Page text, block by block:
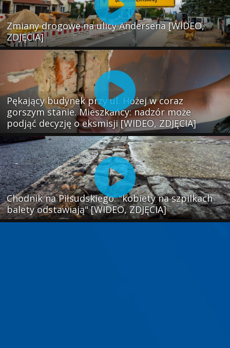
Zmiany drogowe na ulicy Andersena [WIDEO,
ZDJĘCIA]
Pękający budynek przy ul. Hożej w coraz
gorszym stanie. Mieszkańcy: nadzór może
podjąć decyzję o eksmisji [WIDEO, ZDJĘCIA]
Chodnik na Piłsudskiego: "kobiety na szpilkach
balety odstawiają" [WIDEO, ZDJĘCIA]